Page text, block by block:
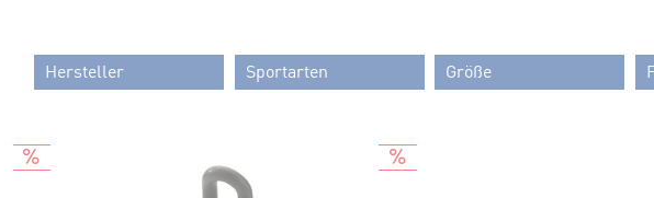
Hersteller Sportarten Größe